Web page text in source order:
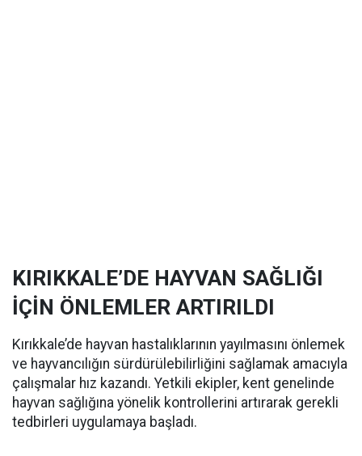
KIRIKKALE’DE HAYVAN SAĞLIĞI
İÇİN ÖNLEMLER ARTIRILDI
Kırıkkale’de hayvan hastalıklarının yayılmasını önlemek
ve hayvancılığın sürdürülebilirliğini sağlamak amacıyla
çalışmalar hız kazandı. Yetkili ekipler, kent genelinde
hayvan sağlığına yönelik kontrollerini artırarak gerekli
tedbirleri uygulamaya başladı.